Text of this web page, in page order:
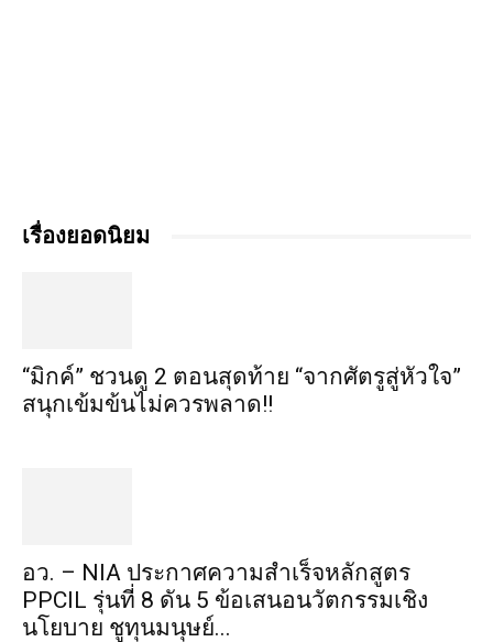
เรื่องยอดนิยม
“มิกค์” ชวนดู 2 ตอนสุดท้าย “จากศัตรูสู่หัวใจ”
สนุกเข้มข้นไม่ควรพลาด!!
อว. – NIA ประกาศความสำเร็จหลักสูตร
PPCIL รุ่นที่ 8 ดัน 5 ข้อเสนอนวัตกรรมเชิง
นโยบาย ชูทุนมนุษย์...